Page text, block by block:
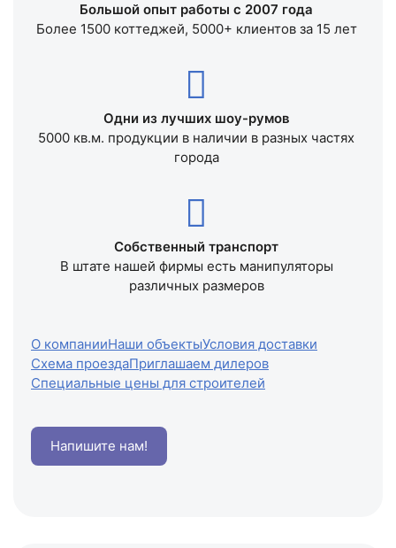
Большой опыт работы с 2007 года
Более 1500 коттеджей, 5000+ клиентов за 15 лет
Одни из лучших шоу-румов
5000 кв.м. продукции в наличии в разных частях
города
Собственный транспорт
В штате нашей фирмы есть манипуляторы
различных размеров
О компанииНаши объектыУсловия доставки
Схема проездаПриглашаем дилеров
Специальные цены для строителей
Напишите нам!